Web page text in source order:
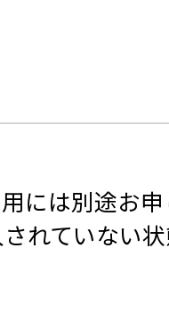
用には別途お
れていない